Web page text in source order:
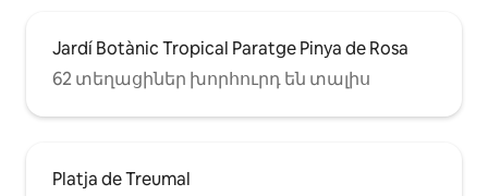
Jardí Botànic Tropical Paratge Pinya de Rosa
62 տեղացիներ խորհուրդ են տալիս
Platja de Treumal